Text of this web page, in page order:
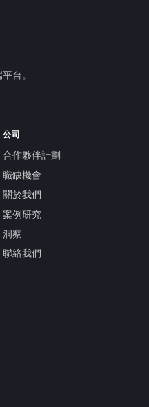
台。
公司
合作夥伴計劃
職缺機會
關於我們
案例研究
洞察
聯絡我們